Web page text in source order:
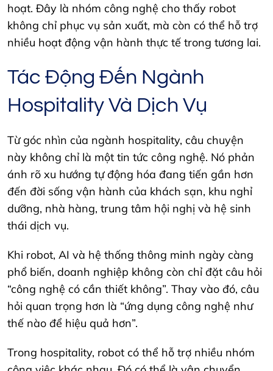
hoạt. Đây là nhóm công nghệ cho thấy robot
không chỉ phục vụ sản xuất, mà còn có thể hỗ trợ
nhiều hoạt động vận hành thực tế trong tương lai.
Tác Động Đến Ngành
Hospitality Và Dịch Vụ
Từ góc nhìn của ngành hospitality, câu chuyện
này không chỉ là một tin tức công nghệ. Nó phản
ánh rõ xu hướng tự động hóa đang tiến gần hơn
đến đời sống vận hành của khách sạn, khu nghỉ
dưỡng, nhà hàng, trung tâm hội nghị và hệ sinh
thái dịch vụ.
Khi robot, AI và hệ thống thông minh ngày càng
phổ biến, doanh nghiệp không còn chỉ đặt câu hỏi
“công nghệ có cần thiết không”. Thay vào đó, câu
hỏi quan trọng hơn là “ứng dụng công nghệ như
thế nào để hiệu quả hơn”.
Trong hospitality, robot có thể hỗ trợ nhiều nhóm